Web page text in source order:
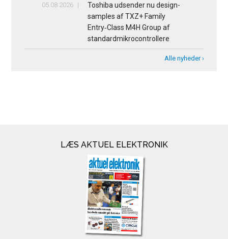
05.08.2026
Toshiba udsender nu design-
samples af TXZ+ Family
Entry‑Class M4H Group af
standardmikrocontrollere
Alle nyheder ›
LÆS AKTUEL ELEKTRONIK